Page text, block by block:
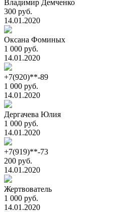
Владимир Демченко
300 руб.
14.01.2020
Оксана Фоминых
1 000 руб.
14.01.2020
+7(920)**-89
1 000 руб.
14.01.2020
Дергачева Юлия
1 000 руб.
14.01.2020
+7(919)**-73
200 руб.
14.01.2020
Жертвователь
1 000 руб.
14.01.2020